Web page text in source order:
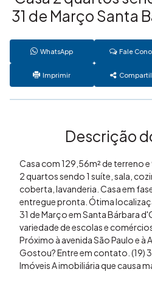
31 de Março Santa
WhatsApp Fale
Imprimir
Descrição
Casa com 129,56m² de terreno
2 quartos sendo 1 suíte, sala,
coberta, lavanderia. Casa em
entregue pronta. Ótima
31 de Março em Santa Bárbara
variedade de escolas e
Próximo à avenida São Paulo e à
Gostou? Entre em contato. (19)
Imóveis A imobiliária que causa